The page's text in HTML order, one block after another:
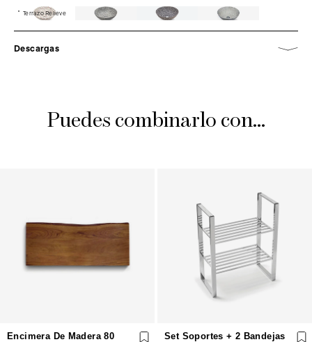
Terrazo Relieve
Descargas
Puedes combinarlo con...
Encimera De Madera 80
Set Soportes + 2 Bandejas